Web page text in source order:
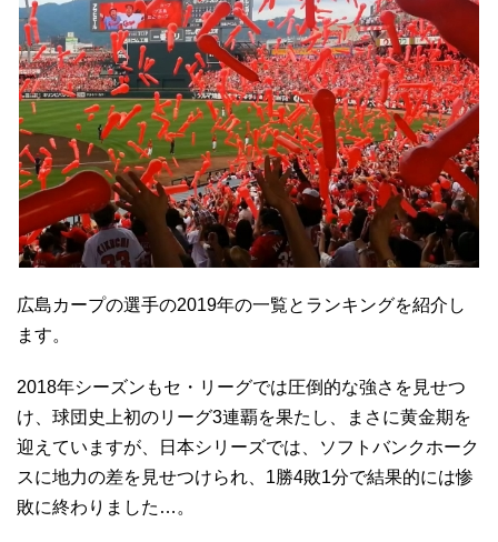
広島カープの選手の2019年の一覧とランキングを紹介し
ます。
2018年シーズンもセ・リーグでは圧倒的な強さを見せつ
け、球団史上初のリーグ3連覇を果たし、まさに黄金期を
迎えていますが、日本シリーズでは、ソフトバンクホーク
スに地力の差を見せつけられ、1勝4敗1分で結果的には惨
敗に終わりました…。